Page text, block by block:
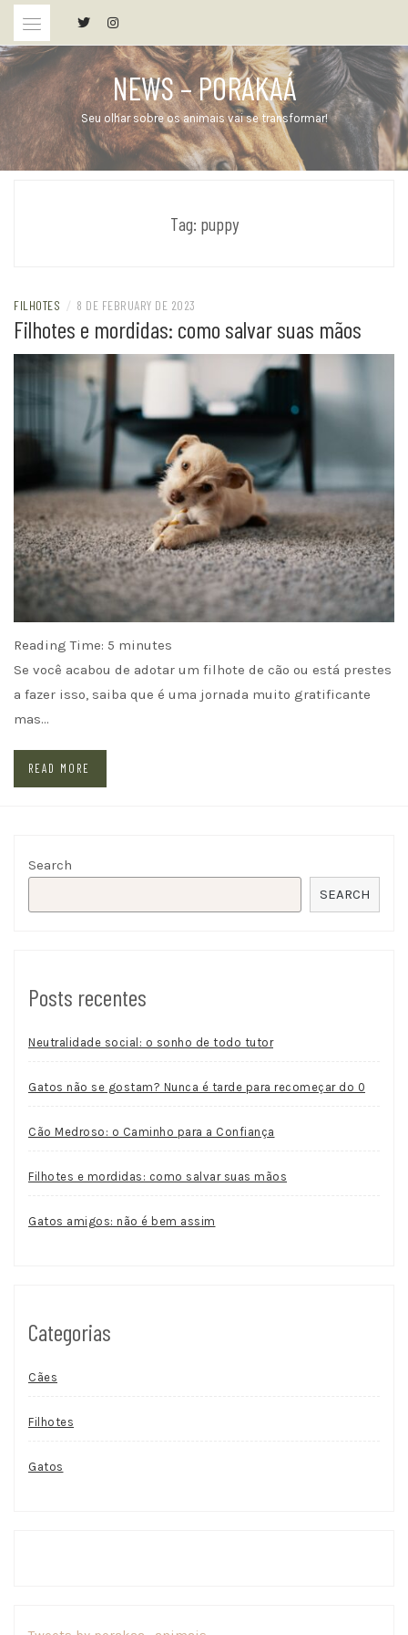
Skip
content
NEWS – PORAKAÁ
Seu olhar sobre os animais vai se transformar!
Tag: puppy
FILHOTES / 8 DE FEBRUARY DE 2023
Filhotes e mordidas: como salvar suas mãos
Reading Time: 5 minutes
Se você acabou de adotar um filhote de cão ou está prestes
a fazer isso, saiba que é uma jornada muito gratificante
mas…
READ MORE
Search
SEARCH
Posts recentes
Neutralidade social: o sonho de todo tutor
Gatos não se gostam? Nunca é tarde para recomeçar do 0
Cão Medroso: o Caminho para a Confiança
Filhotes e mordidas: como salvar suas mãos
Gatos amigos: não é bem assim
Categorias
Cães
Filhotes
Gatos